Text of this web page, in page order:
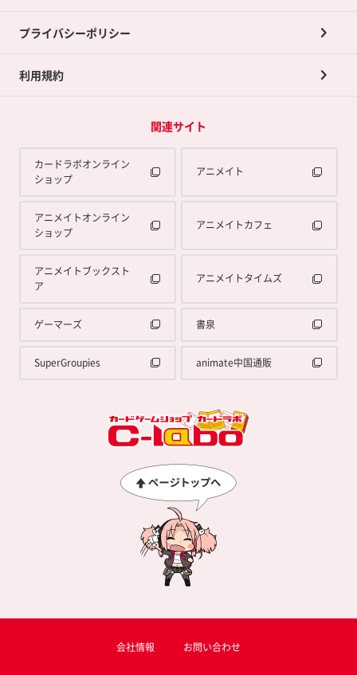
プライバシーポリシー
利用規約
関連サイト
カードラボオンライン
ショップ
アニメイト
アニメイトオンライン
ショップ
アニメイトカフェ
アニメイトブックスト
ア
アニメイトタイムズ
ゲーマーズ 書泉
SuperGroupies animate中国通販
会社情報 お問い合わせ